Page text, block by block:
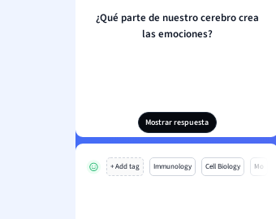
¿Qué parte de nuestro cerebro crea
las emociones?
Mostrar respuesta
+ Add tag Immunology Cell Biology Mo